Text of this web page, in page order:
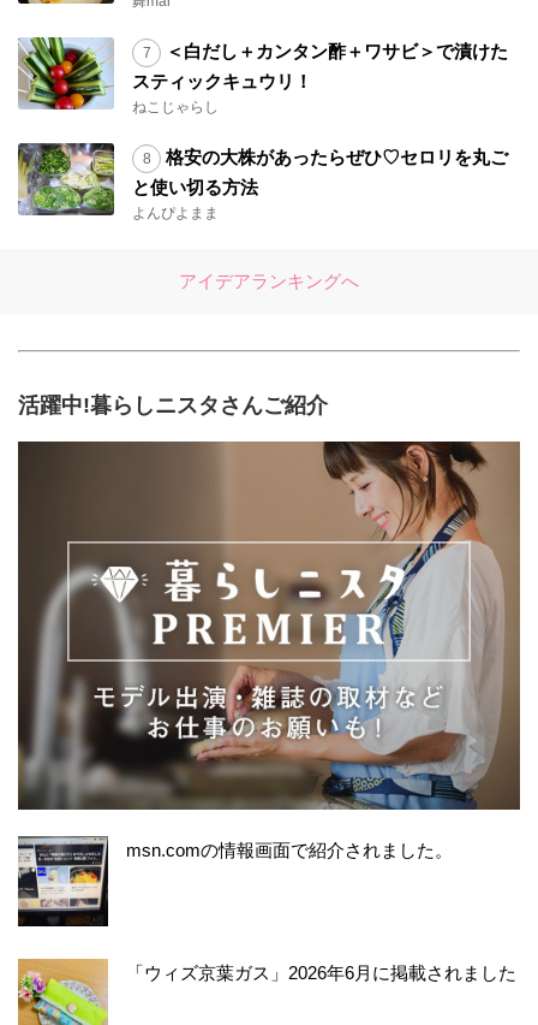
＜白だし＋カンタン酢＋ワサビ＞で漬けた
スティックキュウリ！
ねこじゃらし
格安の大株があったらぜひ♡セロリを丸ご
と使い切る方法
よんぴよまま
アイデアランキングへ
活躍中!暮らしニスタさんご紹介
msn.comの情報画面で紹介されました。
「ウィズ京葉ガス」2026年6月に掲載されました